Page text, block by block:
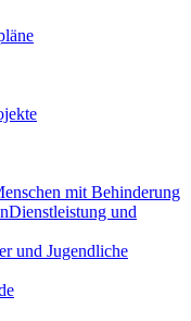
mit Behinderung
Dienstleistung und
und Jugendliche